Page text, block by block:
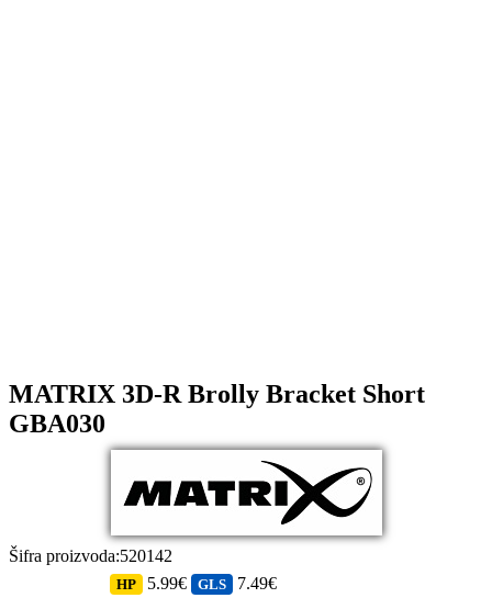
MATRIX 3D-R Brolly Bracket Short
GBA030
Šifra proizvoda:520142
HP 5.99€ GLS 7.49€